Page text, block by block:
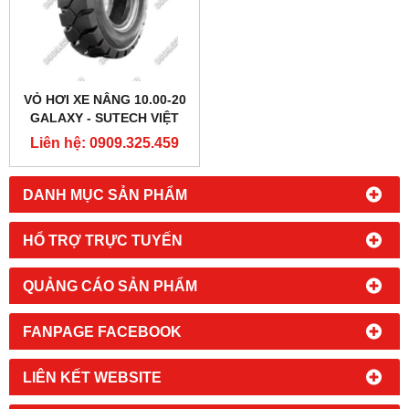
DANH MỤC SẢN PHẨM
HỔ TRỢ TRỰC TUYẾN
QUẢNG CÁO SẢN PHẨM
FANPAGE FACEBOOK
LIÊN KẾT WEBSITE
VỎ HƠI XE NÂNG 10.00-20
GALAXY - SUTECH VIỆT
NAM
Liên hệ: 0909.325.459